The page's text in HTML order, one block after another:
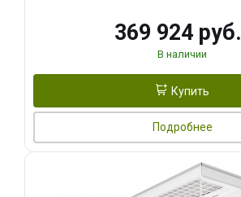
369 924 руб.
В наличии
Купить
Подробнее